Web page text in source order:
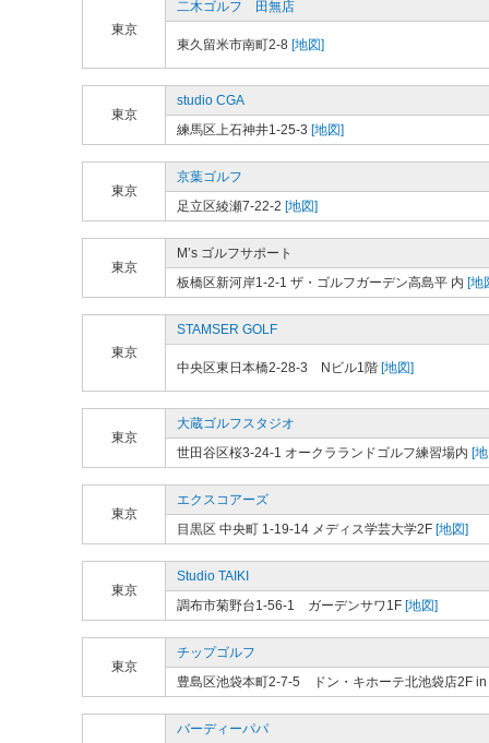
東京
二木ゴルフ 田無店
東久留米市南町2-8 [地図]
東京
studio CGA
練馬区上石神井1-25-3 [地図]
東京
京葉ゴルフ
足立区綾瀬7-22-2 [地図]
東京
M’s ゴルフサポート
板橋区新河岸1-2-1 ザ・ゴルフガーデン高島平 内 [地
東京
STAMSER GOLF
中央区東日本橋2-28-3 Nビル1階 [地図]
東京
大蔵ゴルフスタジオ
世田谷区桜3-24-1 オークラランドゴルフ練習場内 [
東京
エクスコアーズ
目黒区 中央町 1-19-14 メディス学芸大学2F [地図]
東京
Studio TAIKI
調布市菊野台1-56-1 ガーデンサワ1F [地図]
東京
チップゴルフ
豊島区池袋本町2-7-5 ドン・キホーテ北池袋店2F in
バーディーパパ